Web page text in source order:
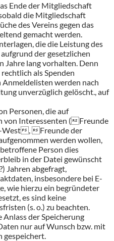
Ende der Mitgliedschaft
die Mitgliedschaft
des Vereins gegen das
gemacht werden.
die die Leistung des
der gesetzlichen
Jahre lang vorhalten. Denn
als Spenden
werden nach
unverzüglich gelöscht., auf
Personen, die auf
von Interessenten (Freunde
West, Freunde der
werden wollen,
Person dies
in der Datei gewünscht
Jahren abgefragt,
insbesondere bei E-
wie hierzu ein begründeter
es sind keine
(s. o.) zu beachten.
der Speicherung
nur auf Wunsch bzw. mit
gespeichert.